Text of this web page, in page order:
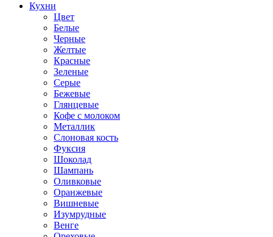
Кухни
Цвет
Белые
Черные
Желтые
Красные
Зеленые
Серые
Бежевые
Глянцевые
Кофе с молоком
Металлик
Слоновая кость
Фуксия
Шоколад
Шампань
Оливковые
Оранжевые
Вишневые
Изумрудные
Венге